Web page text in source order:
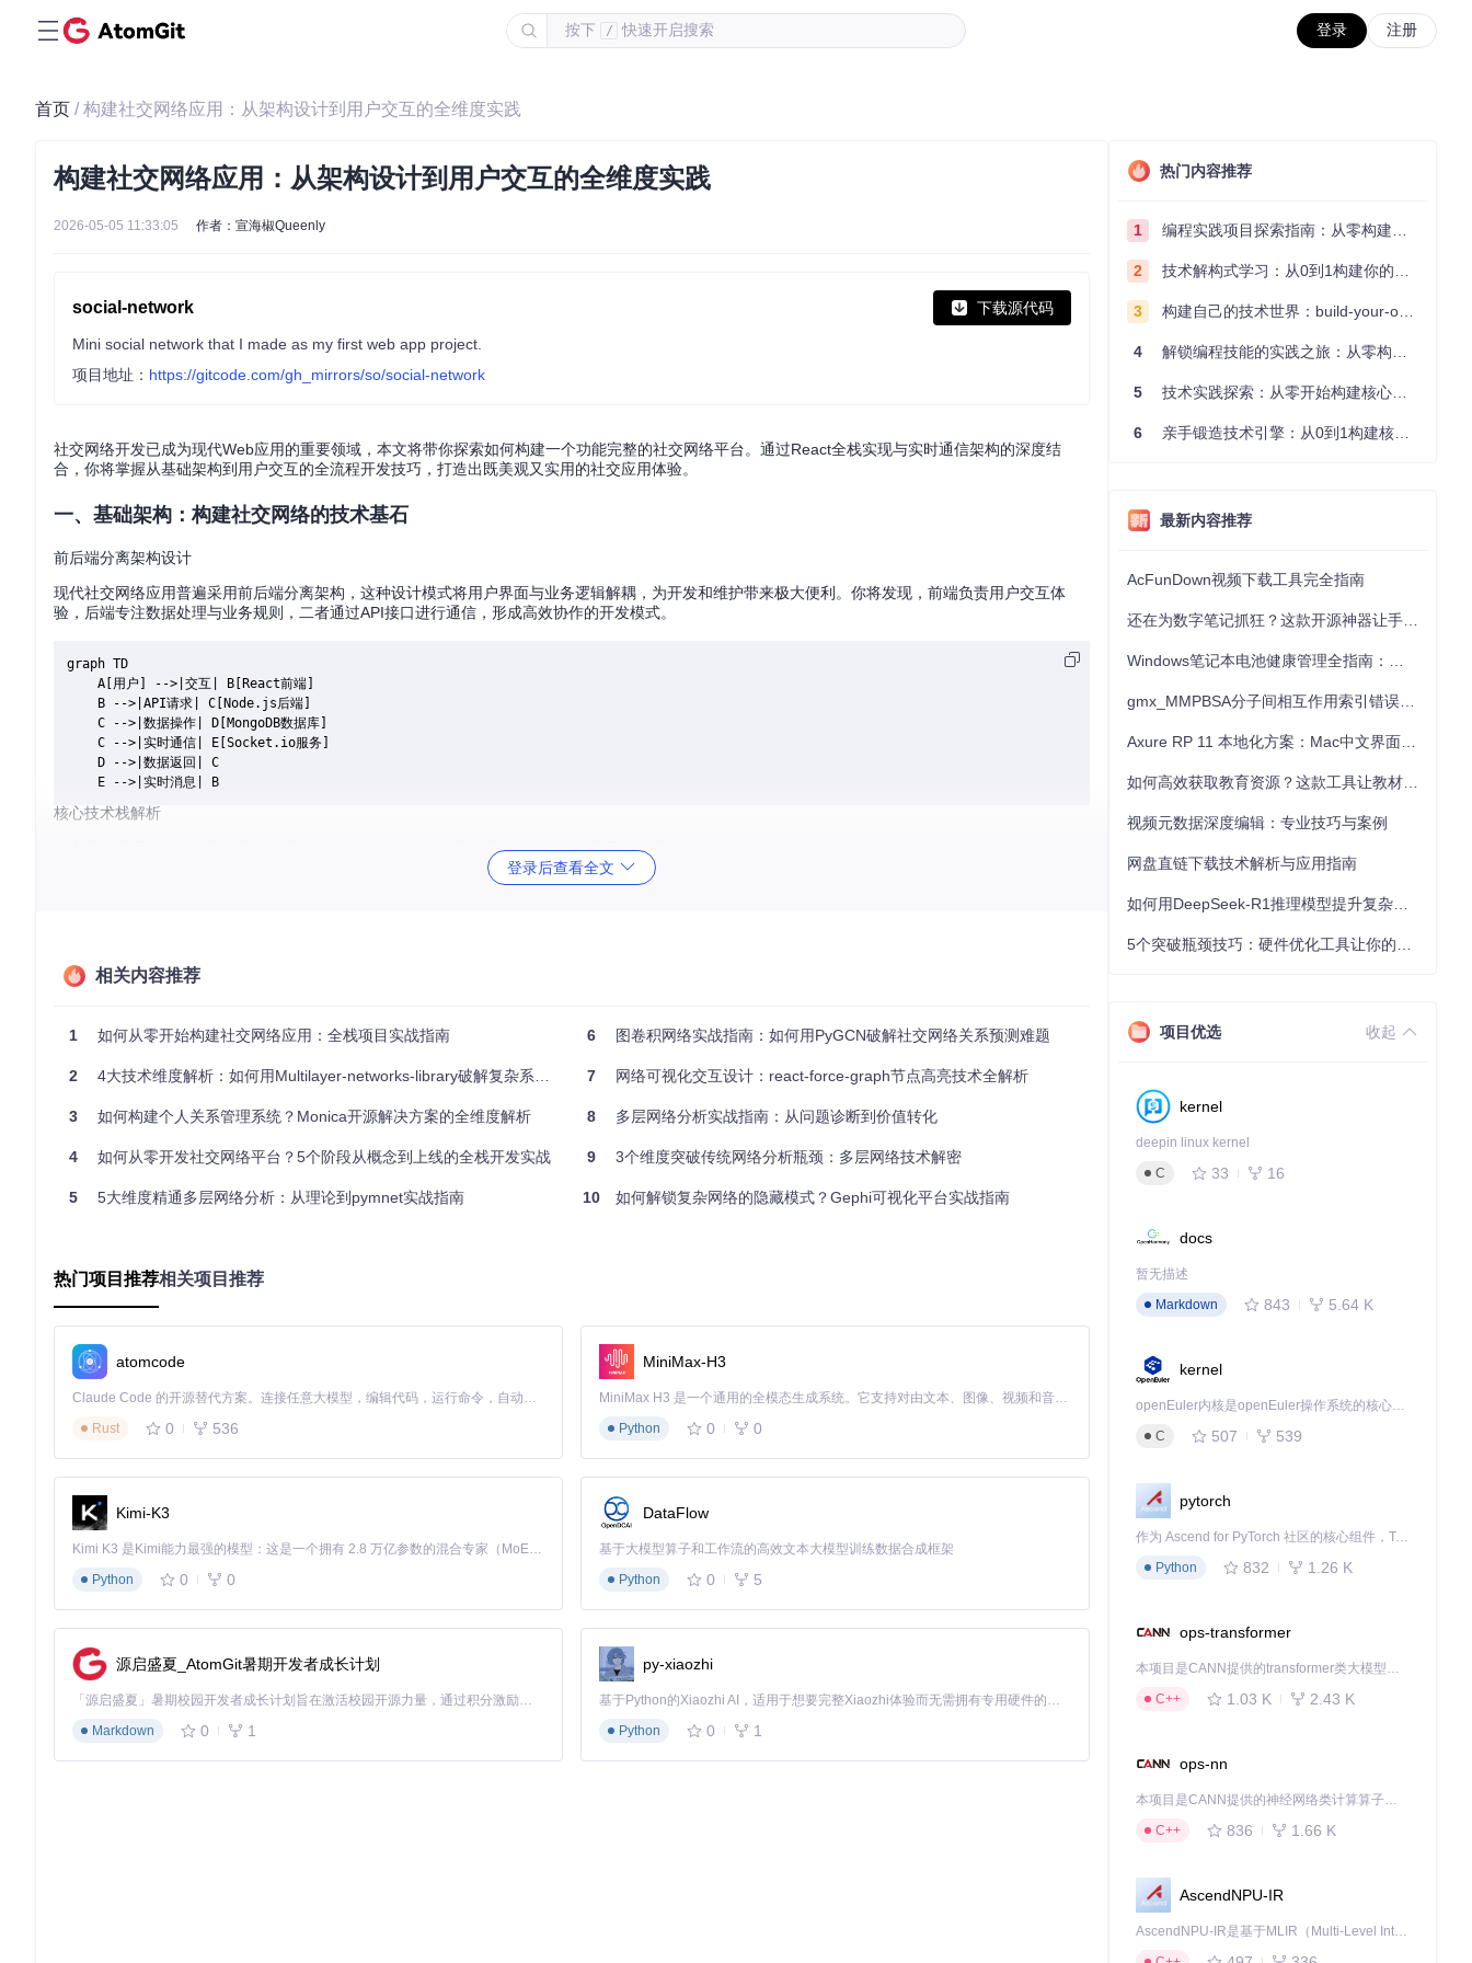
按下 / 快速开启搜索 登录 注册
首页 / 构建社交网络应用：从架构设计到用户交互的全维度实践
构建社交网络应用：从架构设计到用户交互的全维度实践
2026-05-05 11:33:05 作者：宣海椒Queenly
social-network 下载源代码
Mini social network that I made as my first web app project.
项目地址： https://gitcode.com/gh_mirrors/so/social-network
社交网络开发已成为现代Web应用的重要领域，本文将带你探索如何构建一个功能完整的社交网络平台。通过React全栈实现与实时通信架构的深度结
合，你将掌握从基础架构到用户交互的全流程开发技巧，打造出既美观又实用的社交应用体验。
一、基础架构：构建社交网络的技术基石
前后端分离架构设计
现代社交网络应用普遍采用前后端分离架构，这种设计模式将用户界面与业务逻辑解耦，为开发和维护带来极大便利。你将发现，前端负责用户交互体
验，后端专注数据处理与业务规则，二者通过API接口进行通信，形成高效协作的开发模式。
graph TD
    A[用户] -->|交互| B[React前端]
    B -->|API请求| C[Node.js后端]
    C -->|数据操作| D[MongoDB数据库]
    C -->|实时通信| E[Socket.io服务]
    D -->|数据返回| C
核心技术栈解析
社交网络应用的技术选型直接影响系统性能与开发效率。值得注意的是，本项目采用了以下技术组合：
数据库
MongoDB
数据流设计
社交网络的流畅体验依赖于高效的数据流设计。尝试思考，当用户发布一条动态时，数据是如何在系统中流转的？从前端表单提交，到后端数据验证，再
t from 2020-02-29 19-07-06.png?utm_source=gitcode_repo_files)
用户互动系统
动态发布：支持图文混排，地理位置标记，话题标签等丰富的内容形式
互动功能
关注机制：建立用户间的关系网络，形成个性化内容流
💡 提示：在设计评论系统时，需考虑嵌套回复的实现方式，以及如何高效加载长评论列表，避免影响页面性能。
实时通信模块
实时性是现代社交应用的重要特性，它让用户能够即时获取信息并进行互动。本项目通过Socket.io实现了两大实时功能：
实时聊天：支持一对一私密对话，消息状态同步
通知系统 ：即时推送互动提醒、关注通知等重要信息
![用户互动流程图](https://raw.gitcode.com/gh_mirrors/so/social-network/raw/d99ef7b3c56599e95db7b3d14bbcda76ec3e6714/screenshots/Screensho
t from 2020-02-29 19-07-23.png?utm_source=gitcode_repo_files)
内容推荐引擎
随着用户数量增长，内容发现变得越来越重要。简易推荐系统可以基于以下策略实现：
热门内容：根据互动量和时间戳推荐近期受欢迎的动态
兴趣标签：分析用户行为，推荐相关话题内容
登录后查看全文
相关内容推荐
1 如何从零开始构建社交网络应用：全栈项目实战指南
2 4大技术维度解析：如何用Multilayer-networks-library破解复杂系统建模难题
3 如何构建个人关系管理系统？Monica开源解决方案的全维度解析
4 如何从零开发社交网络平台？5个阶段从概念到上线的全栈开发实战
5 5大维度精通多层网络分析：从理论到pymnet实战指南
6 图卷积网络实战指南：如何用PyGCN破解社交网络关系预测难题
7 网络可视化交互设计：react-force-graph节点高亮技术全解析
8 多层网络分析实战指南：从问题诊断到价值转化
9 3个维度突破传统网络分析瓶颈：多层网络技术解密
10 如何解锁复杂网络的隐藏模式？Gephi可视化平台实战指南
热门项目推荐相关项目推荐
atomcode
Claude Code 的开源替代方案。连接任意大模型，编辑代码，运行命令，自动验证 — 全自动执行。用 Rust 构建，极致性能。 ｜ An open-source alternative to Claude Code. Connect any LLM, edit code, run commands, and verify changes — autonomously. Built in Rust for speed. Get Started
Rust
0 536
MiniMax-H3
MiniMax H3 是一个通用的全模态生成系统。它支持对由文本、图像、视频和音频组成的多模态上下文进行统一理解，并能生成分辨率高达 2K、时长可达 15 秒的带原生立体声音频的视频。得益于面向任务泛化的系统设计，H3 在预训练阶段就已具备广泛的多模态上下文理解与生成能力，能够出色地执行复杂的多模态指令。
Python
0 0
Kimi-K3
Kimi K3 是Kimi能力最强的模型：这是一个拥有 2.8 万亿参数的混合专家（MoE）模型，具备原生视觉理解能力，并支持 100 万 token 的上下文窗口。
Python
0 0
DataFlow
基于大模型算子和工作流的高效文本大模型训练数据合成框架
Python
0 5
源启盛夏_AtomGit暑期开发者成长计划
「源启盛夏」暑期校园开发者成长计划旨在激活校园开源力量，通过积分激励、认证扶持、资源倾斜等形式，引导高校组织和开发者完成「入驻 — 建项目 — 做贡献 — 获认证 — 得资源」的完整闭环。无论你是想带领社团入驻平台的组织者，还是希望用代码贡献证明自己的开发者，都能在这里找到属于你的成长路径。
Markdown
0 1
py-xiaozhi
基于Python的Xiaozhi AI，适用于想要完整Xiaozhi体验而无需拥有专用硬件的用户。
Python
0 1
热门内容推荐
1 编程实践项目探索指南：从零构建技术能力体系
2 技术解构式学习：从0到1构建你的编程知识体系
3 构建自己的技术世界：build-your-own-x项目的实践探索指南
4 解锁编程技能的实践之旅：从零构建你的技术世界
5 技术实践探索：从零开始构建核心系统的实践指南
6 亲手锻造技术引擎：从0到1构建核心系统的实践指南
最新内容推荐
AcFunDown视频下载工具完全指南
视频元数据深度编辑：专业技巧与案例
网盘直链下载技术解析与应用指南
项目优选 收起
kernel
deepin linux kernel
C
33 16
docs
暂无描述
Markdown
843 5.64 K
kernel
openEuler内核是openEuler操作系统的核心，既是系统性能与稳定性的基石，也是连接处理器、设备与服务的桥梁。
C
507 539
pytorch
作为 Ascend for PyTorch 社区的核心组件，TorchNPU 是昇腾专为 PyTorch 打造的深度学习适配插件，使 PyTorch 框架能够直接调用昇腾 NPU，为开发者提供昇腾 AI 处理器的超强算力。
Python
832 1.26 K
ops-transformer
本项目是CANN提供的transformer类大模型算子库，实现网络在NPU上加速计算。
C++
1.03 K 2.43 K
ops-nn
本项目是CANN提供的神经网络类计算算子库，实现网络在NPU上加速计算。
C++
836 1.66 K
AscendNPU-IR
AscendNPU-IR是基于MLIR（Multi-Level Intermediate Representation）构建的，面向昇腾亲和算子编译时使用的中间表示，提供昇腾完备表达能力，通过编译优化提升昇腾AI处理器计算效率，支持通过生态框架使能昇腾AI处理器与深度调优